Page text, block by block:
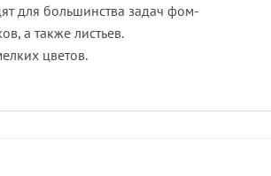
для большинства задач фом-
а также листьев.
цветов.